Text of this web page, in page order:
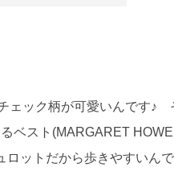
ェック柄が可愛いんです♪
ベスト(MARGARET
ットだから歩きやすいんで